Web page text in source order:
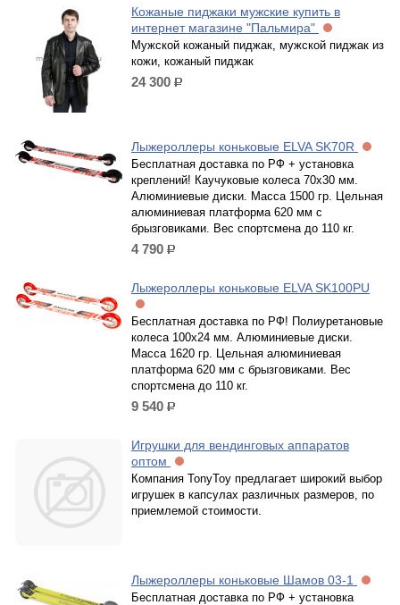
Кожаные пиджаки мужские купить в
интернет магазине "Пальмира"
Мужской кожаный пиджак, мужской пиджак из
кожи, кожаный пиджак
24 300 р.
Лыжероллеры коньковые ELVA SK70R
Бесплатная доставка по РФ + установка
креплений! Каучуковые колеса 70х30 мм.
Алюминиевые диски. Масса 1500 гр. Цельная
алюминиевая платформа 620 мм с
брызговиками. Вес спортсмена до 110 кг.
4 790 р.
Лыжероллеры коньковые ELVA SK100PU
Бесплатная доставка по РФ! Полиуретановые
колеса 100х24 мм. Алюминиевые диски.
Масса 1620 гр. Цельная алюминиевая
платформа 620 мм с брызговиками. Вес
спортсмена до 110 кг.
9 540 р.
Игрушки для вендинговых аппаратов
оптом
Компания TonyToy предлагает широкий выбор
игрушек в капсулах различных размеров, по
приемлемой стоимости.
Лыжероллеры коньковые Шамов 03-1
Бесплатная доставка по РФ + установка